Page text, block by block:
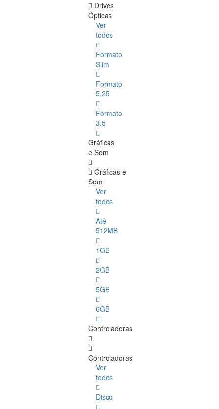
Drives
Ópticas
Ver
todos
Formato
Slim
Formato
5.25
Formato
3.5
Gráficas
e Som
Gráficas e
Som
Ver
todos
Até
512MB
1GB
2GB
5GB
6GB
Controladoras
Controladoras
Ver
todos
Disco